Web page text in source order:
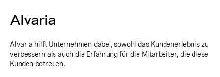
Alvaria
Alvaria hilft Unternehmen dabei, sowohl das Kundenerlebnis zu
verbessern als auch die Erfahrung für die Mitarbeiter, die diese
Kunden betreuen.